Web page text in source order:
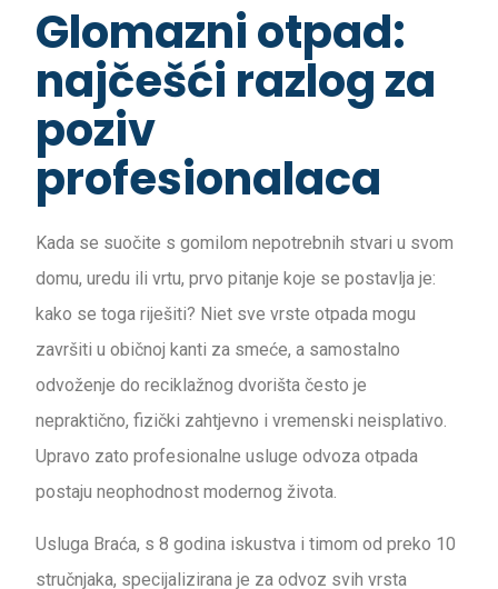
Glomazni otpad:
najčešći razlog za
poziv
profesionalaca
Kada se suočite s gomilom nepotrebnih stvari u svom
domu, uredu ili vrtu, prvo pitanje koje se postavlja je:
kako se toga riješiti? Niet sve vrste otpada mogu
završiti u običnoj kanti za smeće, a samostalno
odvoženje do reciklažnog dvorišta često je
nepraktično, fizički zahtjevno i vremenski neisplativo.
Upravo zato profesionalne usluge odvoza otpada
postaju neophodnost modernog života.
Usluga Braća, s 8 godina iskustva i timom od preko 10
stručnjaka, specijalizirana je za odvoz svih vrsta